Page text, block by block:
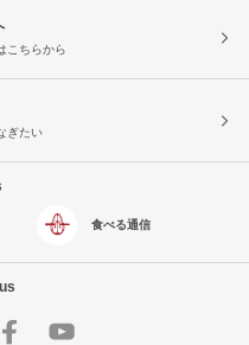
こちらから
ぎたい
食べる通信